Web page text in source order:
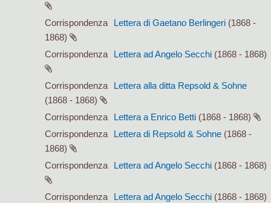
Corrispondenza Lettera di Gaetano Berlingeri (1868 -
1868)
Corrispondenza
Lettera ad Angelo Secchi (1868 - 1868)
Corrispondenza
Lettera alla ditta Repsold & Sohne
(1868 - 1868)
Corrispondenza
Lettera a Enrico Betti (1868 - 1868)
Corrispondenza
Lettera di Repsold & Sohne (1868 -
1868)
Corrispondenza
Lettera ad Angelo Secchi (1868 - 1868)
Corrispondenza Lettera ad Angelo Secchi (1868 - 1868)